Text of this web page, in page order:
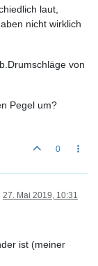
laut,
nicht wirklich
von
Pegel um?
0
27. Mai 2019, 10:31
ist (meiner